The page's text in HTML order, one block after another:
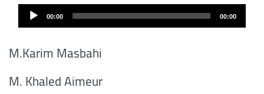
Audio
Player 00:00 00:00
M.Karim Masbahi
M. Khaled Aimeur